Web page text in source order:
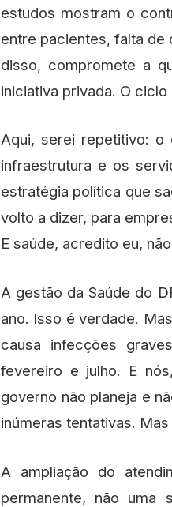
estudos mostram o
entre pacientes, falta
disso, compromete a
iniciativa privada. O
Aqui, serei repetitivo: o
infraestrutura e os
estratégia política que
volto a dizer, para
E saúde, acredito eu,
A gestão da Saúde do
ano. Isso é verdade.
causa infecções
fevereiro e julho. E
governo não planeja e
inúmeras tentativas.
A ampliação do
permanente, não uma